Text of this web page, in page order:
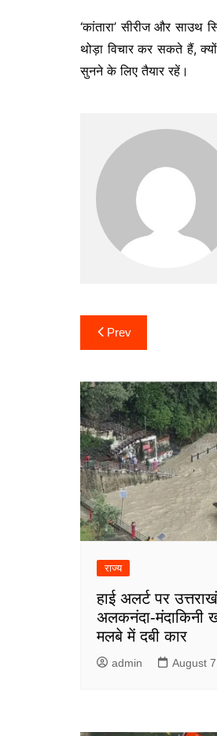
‘कांतारा’ सीरीज और
थोड़ा विचार कर सकते हैं,
सुनने के लिए तैयार रहें।
Post
navigation
Prev
राज्य
हाई अलर्ट पर
अलकनंदा-मंदाकिनी
मलबे में दबी कार
admin August